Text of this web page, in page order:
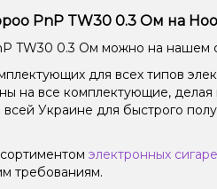
PnP TW30 0.3 Ом на
TW30 0.3 Ом можно на нашем
для всех типов
на все комплектующие,
Украине для быстрого
электронных
требованиям.